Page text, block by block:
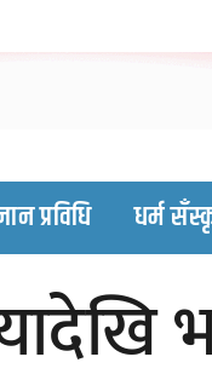
site
प्रविधि धर्म